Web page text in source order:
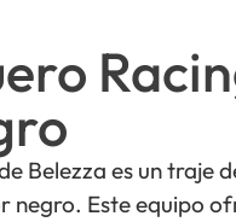
Belezza es un traje
negro. Este equipo